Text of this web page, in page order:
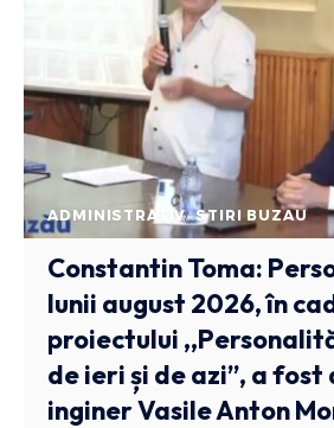
ADMINISTRATIV STIRI BUZAU
Constantin Toma:
lunii august 2026, în
proiectului
de ieri și de azi”, a fost
inginer Vasile Anton